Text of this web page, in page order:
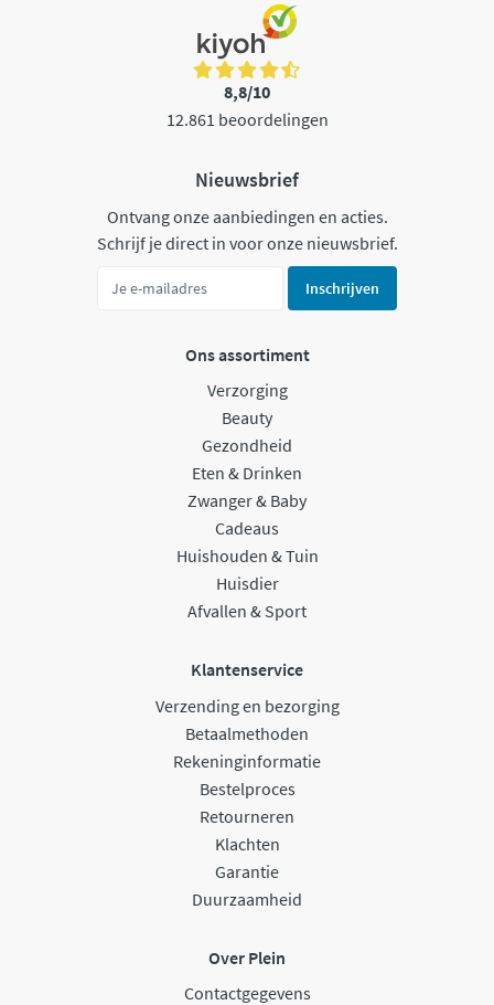
8,8/10
12.861 beoordelingen
Nieuwsbrief
Ontvang onze aanbiedingen en acties.
Schrijf je direct in voor onze nieuwsbrief.
Inschrijven
Ons assortiment
Verzorging
Beauty
Gezondheid
Eten & Drinken
Zwanger & Baby
Cadeaus
Huishouden & Tuin
Huisdier
Afvallen & Sport
Klantenservice
Verzending en bezorging
Betaalmethoden
Rekeninginformatie
Bestelproces
Retourneren
Klachten
Garantie
Duurzaamheid
Over Plein
Contactgegevens